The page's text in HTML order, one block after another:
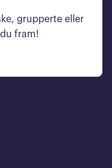
grupperte eller
fram!